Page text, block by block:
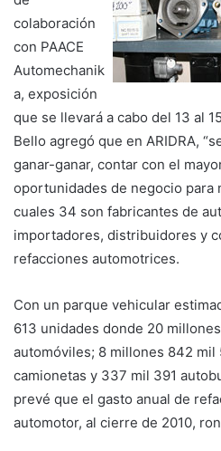
colaboración
con PAACE
Automechanik
a, exposición
que se llevará a cabo del 13 al
Bello agregó que en ARIDRA,
ganar-ganar, contar con el
oportunidades de negocio para
cuales 34 son fabricantes de
importadores, distribuidores y
refacciones automotrices.
Con un parque vehicular
613 unidades donde 20
automóviles; 8 millones 842 mil
camionetas y 337 mil 391
prevé que el gasto anual de
automotor, al cierre de 2010,